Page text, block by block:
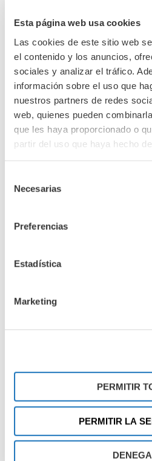
Esta página web usa cookies
Las cookies de este sitio web
el contenido y los anuncios,
sociales y analizar el tráfico.
información sobre el uso que
nuestros partners de redes
web, quienes pueden
que les haya proporcionado o
partir del uso que haya hecho
Necesarias
Preferencias
Estadística
Marketing
PERMITIR
PERMITIR LA
diciembre 2025
noviembre 2025
octubre 2025
septiembre 2025
agosto 2025
julio 2025
junio 2025
mayo 2025
enero 2025
noviembre 2024
septiembre 2024
enero 2024
noviembre 2023